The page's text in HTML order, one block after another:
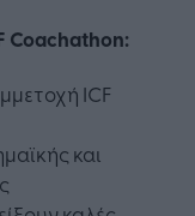
Coachathon:
ICF
και